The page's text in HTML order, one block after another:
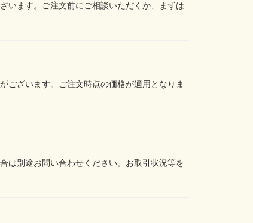
います。ご注文前にご相談いただくか、まずは
ございます。ご注文時点の価格が適用となりま
は別途お問い合わせください。お取引状況等を